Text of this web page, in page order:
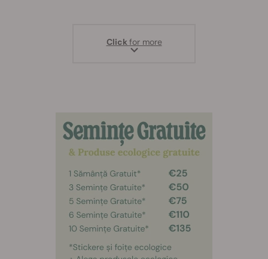
Clickfor more